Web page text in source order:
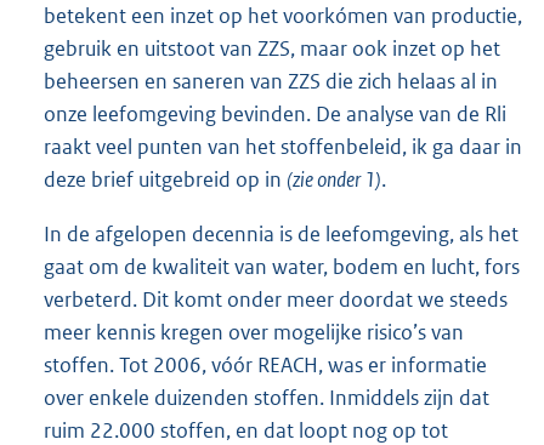
betekent een inzet op het voorkómen van productie,
gebruik en uitstoot van ZZS, maar ook inzet op het
beheersen en saneren van ZZS die zich helaas al in
onze leefomgeving bevinden. De analyse van de Rli
raakt veel punten van het stoffenbeleid, ik ga daar in
deze brief uitgebreid op in (zie onder 1).
In de afgelopen decennia is de leefomgeving, als het
gaat om de kwaliteit van water, bodem en lucht, fors
verbeterd. Dit komt onder meer doordat we steeds
meer kennis kregen over mogelijke risico’s van
stoffen. Tot 2006, vóór REACH, was er informatie
over enkele duizenden stoffen. Inmiddels zijn dat
ruim 22.000 stoffen, en dat loopt nog op tot